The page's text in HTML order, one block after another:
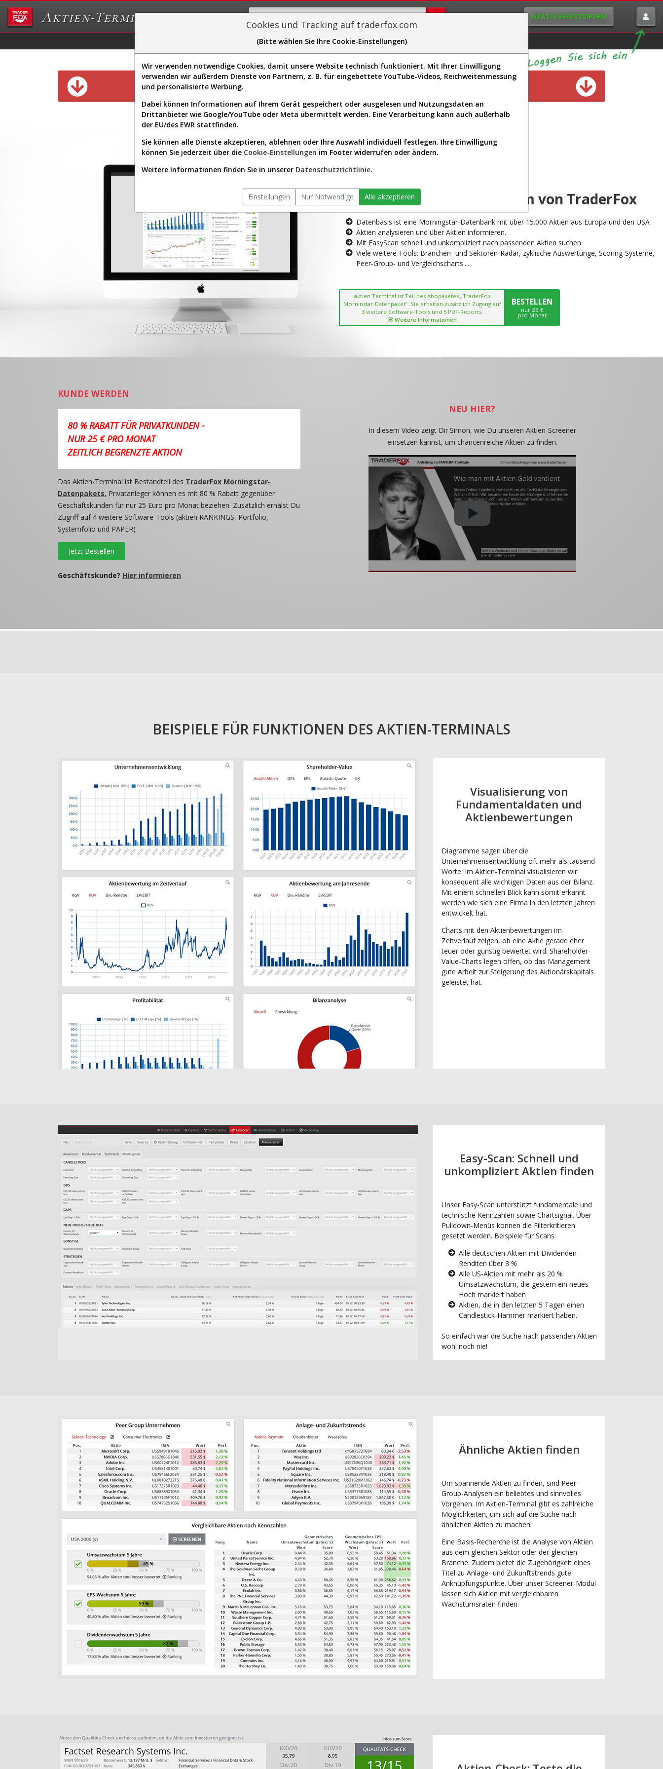
Aktien-Terminal GRATIS REGISTRIEREN
Sector-Spider Easy-Scan Visualizations
Diese Funktion ist nur für Premium-Kunden verfügbar
AKTIEN-TERMINAL
Die Aktienanalyse-Plattform von TraderFox
Datenbasis ist eine Morningstar-Datenbank mit über 15.000 Aktien aus Europa und den USA
Aktien analysieren und über Aktien informieren.
Mit EasyScan schnell und unkompliziert nach passenden Aktien suchen
Viele weitere Tools: Branchen- und Sektoren-Radar, zyklische Auswertunge, Scoring-Systeme,
Peer-Group- und Vergleichscharts....
aktien Terminal ist Teil des Abopaketes „TraderFox
Morninstar-Datenpaket“. Sie erhalten zusätzlich Zugang auf
3 weitere Software-Tools und 5 PDF-Reports.
Weitere Informationen
BESTELLEN
nur 25 €
pro Monat
KUNDE WERDEN
80 % RABATT FÜR PRIVATKUNDEN -
NUR 25 € PRO MONAT
ZEITLICH BEGRENZTE AKTION
Das Aktien-Terminal ist Bestandteil des TraderFox Morningstar-
Datenpakets. Privatanleger können es mit 80 % Rabatt gegenüber
Geschäftskunden für nur 25 Euro pro Monat beziehen. Zusätzlich erhälst Du
Zugriff auf 4 weitere Software-Tools (aktien RANKINGS, Portfolio,
Systemfolio und PAPER)
Jetzt Bestellen
Geschäftskunde? Hier informieren
NEU HIER?
In diesem Video zeigt Dir Simon, wie Du unseren Aktien-Screener
einsetzen kannst, um chancenreiche Aktien zu finden.
BEISPIELE FÜR FUNKTIONEN DES AKTIEN-TERMINALS
Visualisierung von
Fundamentaldaten und
Aktienbewertungen
Diagramme sagen über die
Unternehmensentwicklung oft mehr als tausend
Worte. Im Aktien-Terminal visualisieren wir
konsequent alle wichtigen Daten aus der Bilanz.
Mit einem schnellen Blick kann somit erkannt
werden wie sich eine Firma in den letzten Jahren
entwickelt hat.
Charts mit den Aktienbewertungen im
Zeitverlauf zeigen, ob eine Aktie gerade eher
teuer oder günstig bewertet wird. Shareholder-
Value-Charts legen offen, ob das Management
gute Arbeit zur Steigerung des Aktionärskapitals
geleistet hat.
Easy-Scan: Schnell und
unkompliziert Aktien finden
Unser Easy-Scan unterstützt fundamentale und
technische Kennzahlen sowie Chartsignal. Über
Pulldown-Menüs können die Filterkritieren
gesetzt werden. Beispiele für Scans:
Alle deutschen Aktien mit Dividenden-
Renditen über 3 %
Alle US-Aktien mit mehr als 20 %
Umsatzwachstum, die gestern ein neues
Hoch markiert haben
Aktien, die in den letzten 5 Tagen einen
Candlestick-Hammer markiert haben.
So einfach war die Suche nach passenden Aktien
wohl noch nie!
Ähnliche Aktien finden
Um spannende Aktien zu finden, sind Peer-
Group-Analysen ein beliebtes und sinnvolles
Vorgehen. Im Aktien-Terminal gibt es zahlreiche
Möglichkeiten, um sich auf die Suche nach
ähnlichen Aktien zu machen.
Eine Basis-Recherche ist die Analyse von Aktien
aus dem gleichen Sektor oder der gleichen
Branche. Zudem bietet die Zugehörigkeit eines
Titel zu Anlage- und Zukunftstrends gute
Anknüpfungspunkte. Über unser Screener-Modul
lassen sich Aktien mit vergleichbaren
Wachstumsraten finden.
Cookies und Tracking auf traderfox.com
(Bitte wählen Sie Ihre Cookie-Einstellungen)
Wir verwenden notwendige Cookies, damit unsere Website technisch funktioniert. Mit Ihrer Einwilligung
verwenden wir außerdem Dienste von Partnern, z. B. für eingebettete YouTube-Videos, Reichweitenmessung
und personalisierte Werbung.
Dabei können Informationen auf Ihrem Gerät gespeichert oder ausgelesen und Nutzungsdaten an
Drittanbieter wie Google/YouTube oder Meta übermittelt werden. Eine Verarbeitung kann auch außerhalb
der EU/des EWR stattfinden.
Sie können alle Dienste akzeptieren, ablehnen oder Ihre Auswahl individuell festlegen. Ihre Einwilligung
können Sie jederzeit über die Cookie-Einstellungen im Footer widerrufen oder ändern.
Weitere Informationen finden Sie in unserer Datenschutzrichtlinie.
Einstellungen Nur Notwendige Alle akzeptieren